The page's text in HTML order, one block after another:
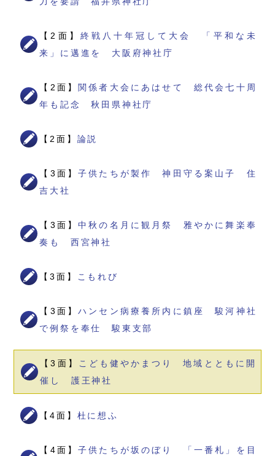
【2面】 終戦八十年冠して大会 「平和な未
来」に邁進を 大阪府神社庁
【2面】 関係者大会にあはせて 総代会七十周
年も記念 秋田県神社庁
【2面】 論説
【3面】子供たちが製作 神田守る案山子 住
吉大社
【3面】中秋の名月に観月祭 雅やかに舞楽奉
奏も 西宮神社
【3面】 こもれび
【3面】ハンセン病療養所内に鎮座 駿河神社
で例祭を奉仕 駿東支部
【3面】
こども健やかまつり 地域とともに開
催し 護王神社
【4面】 杜に想ふ
【4面】子供たちが坂のぼり 「一番札」を目